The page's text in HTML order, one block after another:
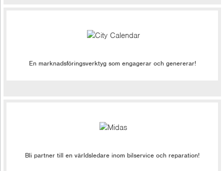
En marknadsföringsverktyg som engagerar och genererar!
Bli partner till en världsledare inom bilservice och reparation!